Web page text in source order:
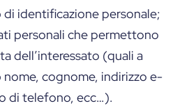
identificazione personale;
personali che permettono
dell’interessato (quali a
cognome, indirizzo e-
di telefono, ecc…).